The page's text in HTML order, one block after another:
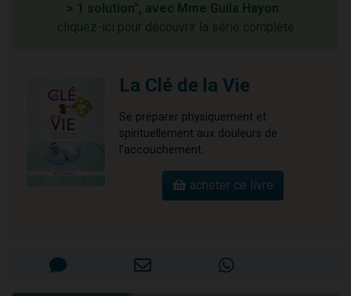
> 1 solution", avec Mme Guila Hayon :
cliquez-ici pour découvrir la série complète
La Clé de la Vie
Se préparer physiquement et
spirituellement aux douleurs de
l'accouchement.
acheter ce livre